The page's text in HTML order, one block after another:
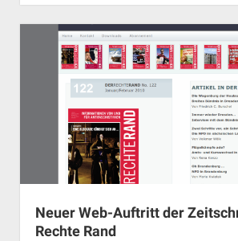
Die
Modernisierung
neofaschistischer
Jugendkultur
Neuer Web-Auftritt der
Rechte Rand